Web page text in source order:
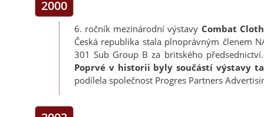
2000
6. ročník mezinárodní výstavy Combat
Česká republika stala plnoprávným členem
301 Sub Group B za britského
Poprvé v historii byly součástí výstavy
podílela společnost Progres Partners